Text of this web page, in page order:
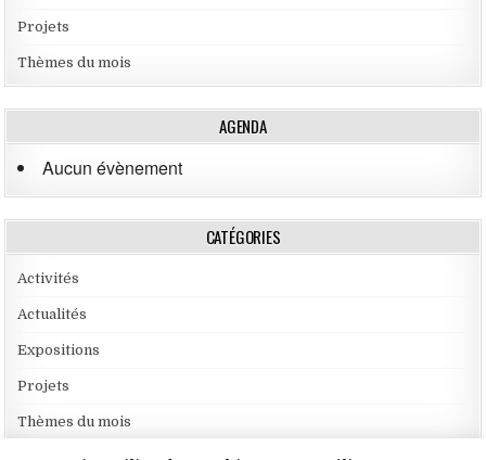
Projets
Thèmes du mois
AGENDA
Aucun évènement
CATÉGORIES
Activités
Actualités
Expositions
Projets
Thèmes du mois